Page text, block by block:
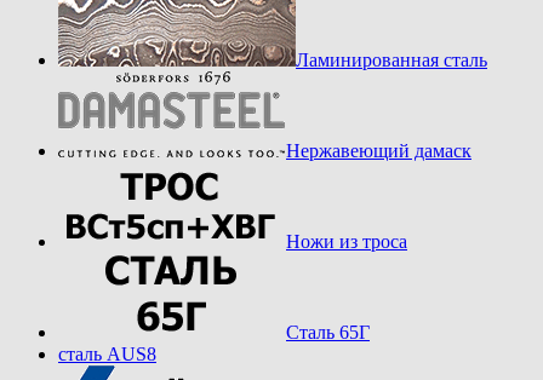
Ламинированная сталь
Нержавеющий дамаск
Ножи из троса
Сталь 65Г
сталь AUS8